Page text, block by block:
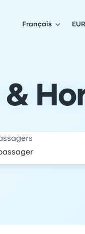
Français EUR
&